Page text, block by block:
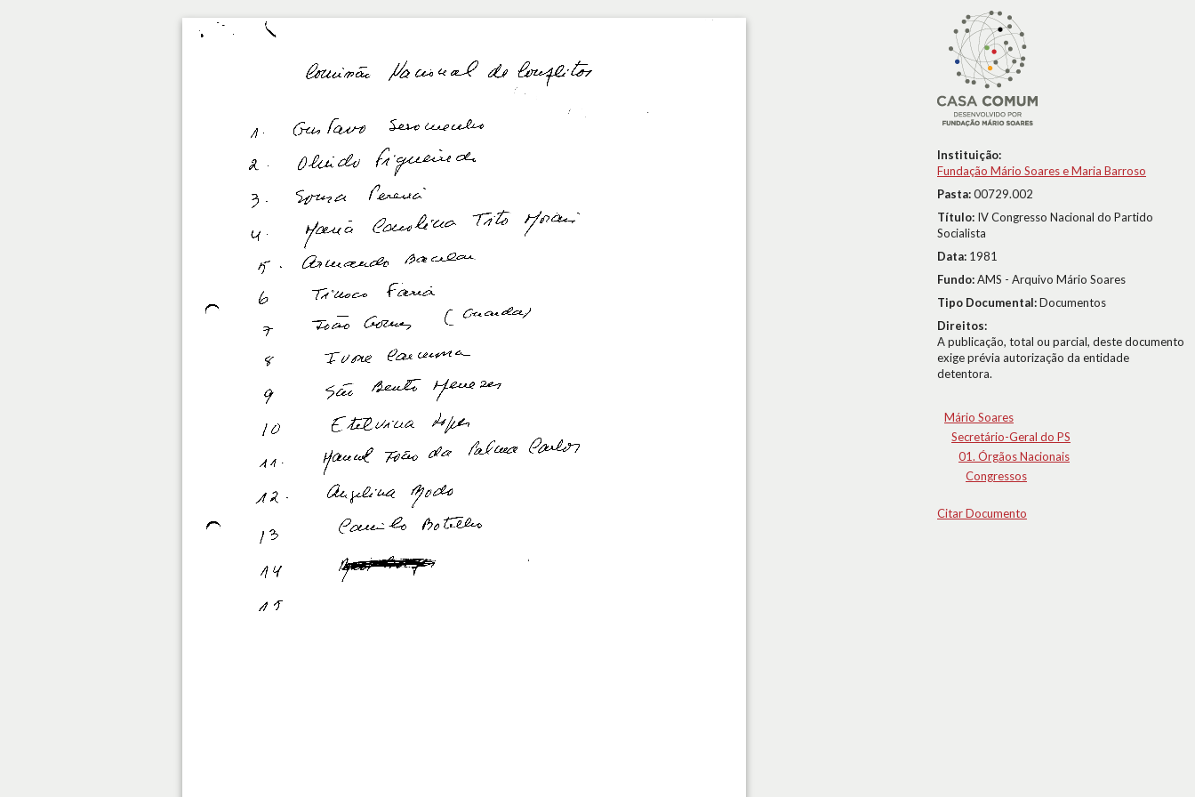
Instituição:
Fundação Mário Soares e Maria Barroso
Pasta:00729.002
Título: IV Congresso Nacional do Partido
Socialista
Data: 1981
Fundo:AMS - Arquivo Mário Soares
Tipo Documental:Documentos
Direitos:
A publicação, total ou parcial, deste documento
exige prévia autorização da entidade
detentora.
Mário Soares
Secretário-Geral do PS
01. Órgãos Nacionais
Congressos
Citar Documento